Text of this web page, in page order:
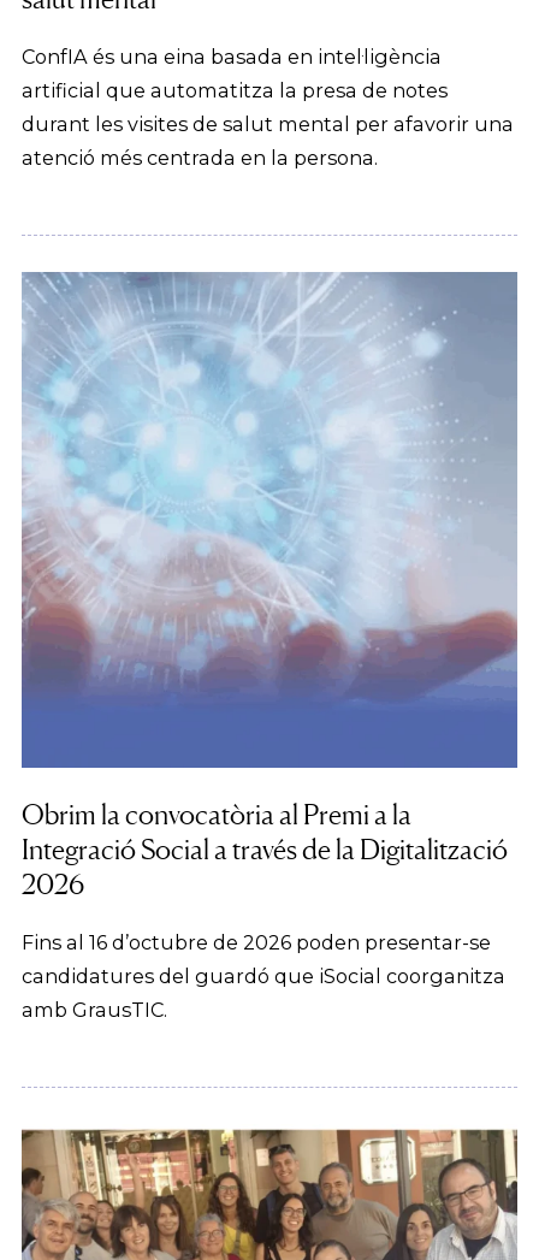
ConfIA és una eina basada en intel·ligència
artificial que automatitza la presa de notes
durant les visites de salut mental per afavorir una
atenció més centrada en la persona.
Obrim la convocatòria al Premi a la
Integració Social a través de la Digitalització
2026
Fins al 16 d’octubre de 2026 poden presentar-se
candidatures del guardó que iSocial coorganitza
amb GrausTIC.